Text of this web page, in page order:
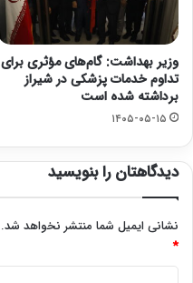
وزیر بهداشت: گام‌های مؤثری برای
تداوم خدمات پزشکی در شیراز
برداشته شده است
۱۴۰۵-۰۵-۱۵
دیدگاهتان را بنویسید
نشانی ایمیل شما منتشر نخواهد شد.
*